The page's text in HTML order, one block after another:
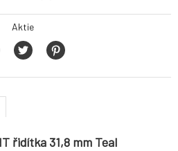
Aktie
řidítka 31,8 mm Teal